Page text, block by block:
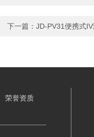
下一篇： JD-PV31便携式
荣誉资质